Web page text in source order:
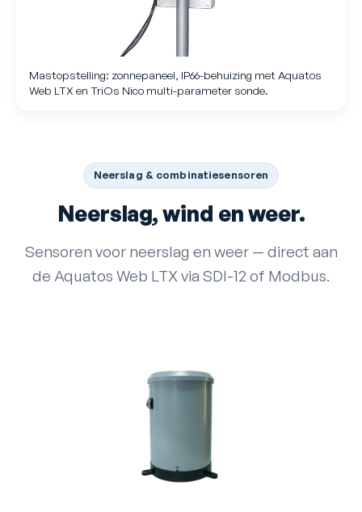
Mastopstelling: zonnepaneel, IP66-behuizing met Aquatos
Web LTX en TriOs Nico multi-parameter sonde.
Neerslag & combinatie­sensoren
Neerslag, wind en weer.
Sensoren voor neerslag en weer — direct aan
de Aquatos Web LTX via SDI-12 of Modbus.